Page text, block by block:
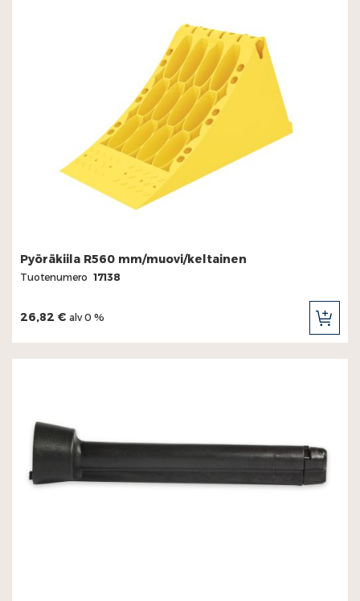
Pyöräkiila R560 mm/muovi/keltainen
Tuotenumero 17138
26,82 € alv 0 %